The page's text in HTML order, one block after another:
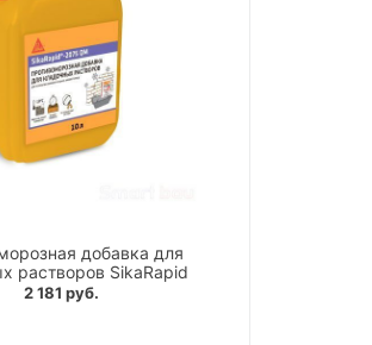
добавка для
растворов SikaRapid
2 181 руб.